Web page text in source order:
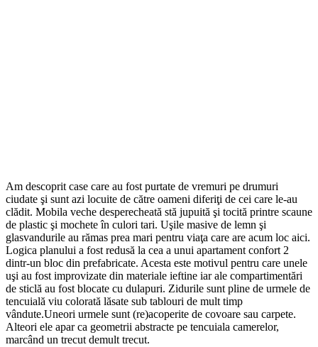
Am descoprit case care au fost purtate de vremuri pe drumuri
ciudate şi sunt azi locuite de către oameni diferiţi de cei care le-au
clădit. Mobila veche desperecheată stă jupuită şi tocită printre scaune
de plastic şi mochete în culori tari. Uşile masive de lemn şi
glasvandurile au rămas prea mari pentru viaţa care are acum loc aici.
Logica planului a fost redusă la cea a unui apartament confort 2
dintr-un bloc din prefabricate. Acesta este motivul pentru care unele
uşi au fost improvizate din materiale ieftine iar ale compartimentări
de sticlă au fost blocate cu dulapuri. Zidurile sunt pline de urmele de
tencuială viu colorată lăsate sub tablouri de mult timp
vândute.Uneori urmele sunt (re)acoperite de covoare sau carpete.
Alteori ele apar ca geometrii abstracte pe tencuiala camerelor,
marcând un trecut demult trecut.